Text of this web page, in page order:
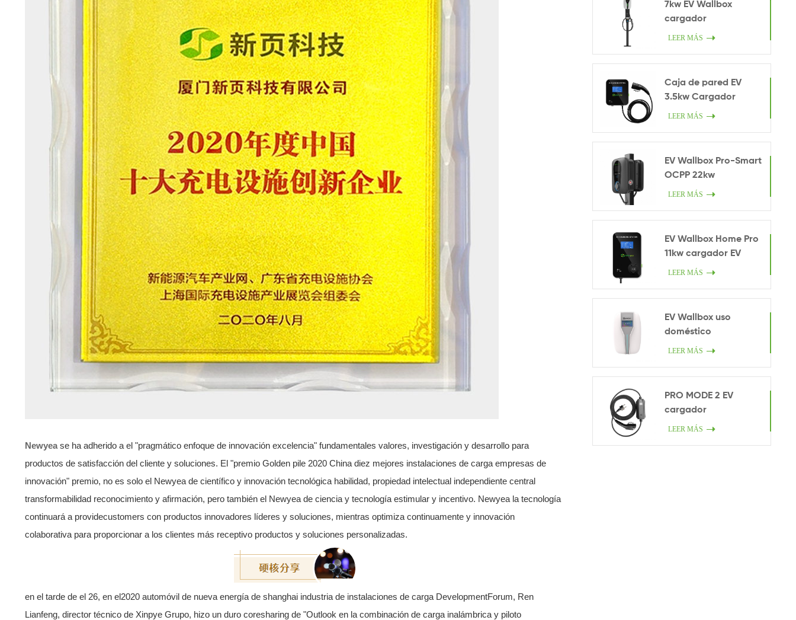
7kw EV Wallbox
cargador
LEER MÁS
Caja de pared EV
3.5kw Cargador
inteligente en casa
LEER MÁS
EV Wallbox Pro-Smart
OCPP 22kw
LEER MÁS
EV Wallbox Home Pro
11kw cargador EV
LEER MÁS
EV Wallbox uso
doméstico
LEER MÁS
PRO MODE 2 EV
cargador
LEER MÁS
Newyea se ha adherido a el "pragmático enfoque de innovación excelencia" fundamentales valores, investigación y desarrollo para
productos de satisfacción del cliente y soluciones. El "premio Golden pile 2020 China diez mejores instalaciones de carga empresas de
innovación" premio, no es solo el Newyea de científico y innovación tecnológica habilidad, propiedad intelectual independiente central
transformabilidad reconocimiento y afirmación, pero también el Newyea de ciencia y tecnología estimular y incentivo. Newyea la tecnología
continuará a providecustomers con productos innovadores líderes y soluciones, mientras optimiza continuamente y innovación
colaborativa para proporcionar a los clientes más receptivo productos y soluciones personalizadas.
en el tarde de el 26, en el2020 automóvil de nueva energía de shanghai industria de instalaciones de carga DevelopmentForum, Ren
Lianfeng, director técnico de Xinpye Grupo, hizo un duro coresharing de "Outlook en la combinación de carga inalámbrica y piloto